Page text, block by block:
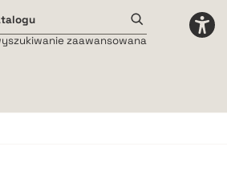
zaawansowana